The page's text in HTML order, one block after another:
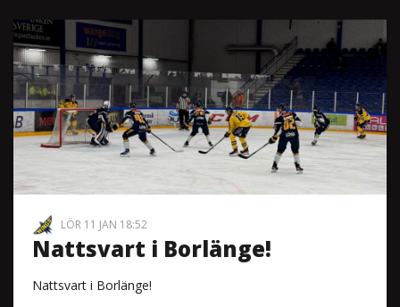
LÖR 11 JAN 18:52
Nattsvart i Borlänge!
Nattsvart i Borlänge!